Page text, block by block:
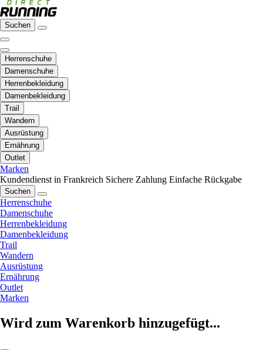
Suchen
Herrenschuhe
Damenschuhe
Herrenbekleidung
Damenbekleidung
Trail
Wandern
Ausrüstung
Ernährung
Outlet
Marken
Kundendienst in Frankreich Sichere Zahlung Einfache Rückgabe
Suchen
Herrenschuhe
Damenschuhe
Herrenbekleidung
Damenbekleidung
Trail
Wandern
Ausrüstung
Ernährung
Outlet
Marken
Wird zum Warenkorb hinzugefügt...